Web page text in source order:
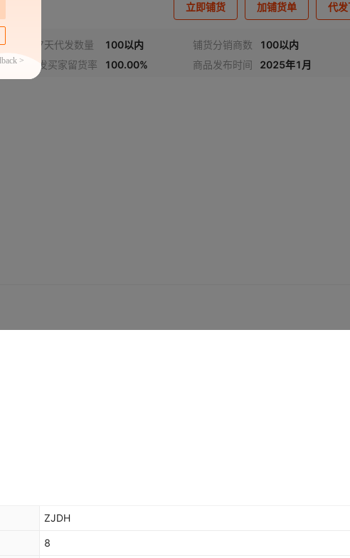
立即铺货 加铺货单 代
近7天代发数量 100以内 铺货分销商数
100以内
代发买家留货率 100.00% 商品发布时间 2025年1月
ZJDH
8